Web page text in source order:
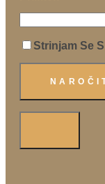
Strinjam Se